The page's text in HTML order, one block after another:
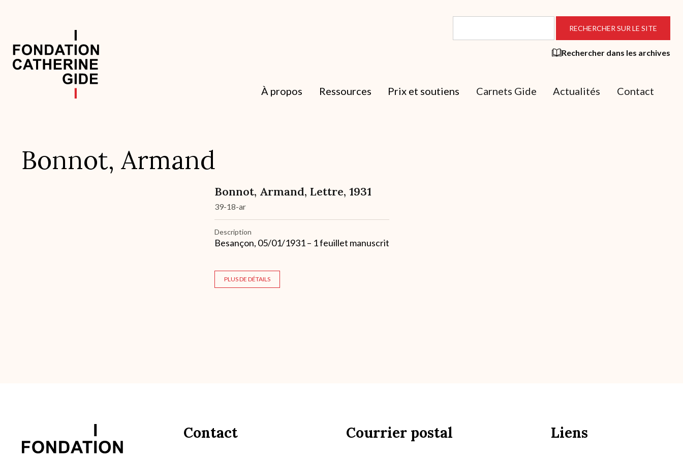
contenu
principal
Rechercher dans les archives
À propos Ressources Prix et soutiens Carnets Gide Actualités Contact
Bonnot, Armand
Bonnot, Armand, Lettre, 1931
39-18-ar
Description
Besançon, 05/01/1931 – 1 feuillet manuscrit
PLUS DE DÉTAILS
Contact Courrier postal Liens